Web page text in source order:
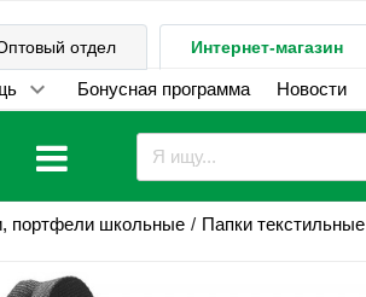
отдел Интернет-магазин
Бонусная программа Новости
портфели школьные Папки текстильные